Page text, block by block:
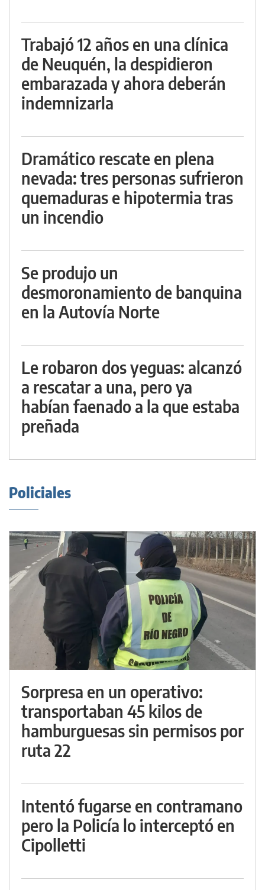
Trabajó 12 años en una clínica
de Neuquén, la despidieron
embarazada y ahora deberán
indemnizarla
Dramático rescate en plena
nevada: tres personas sufrieron
quemaduras e hipotermia tras
un incendio
Se produjo un
desmoronamiento de banquina
en la Autovía Norte
Le robaron dos yeguas: alcanzó
a rescatar a una, pero ya
habían faenado a la que estaba
preñada
Policiales
Sorpresa en un operativo:
transportaban 45 kilos de
hamburguesas sin permisos por
ruta 22
Intentó fugarse en contramano
pero la Policía lo interceptó en
Cipolletti